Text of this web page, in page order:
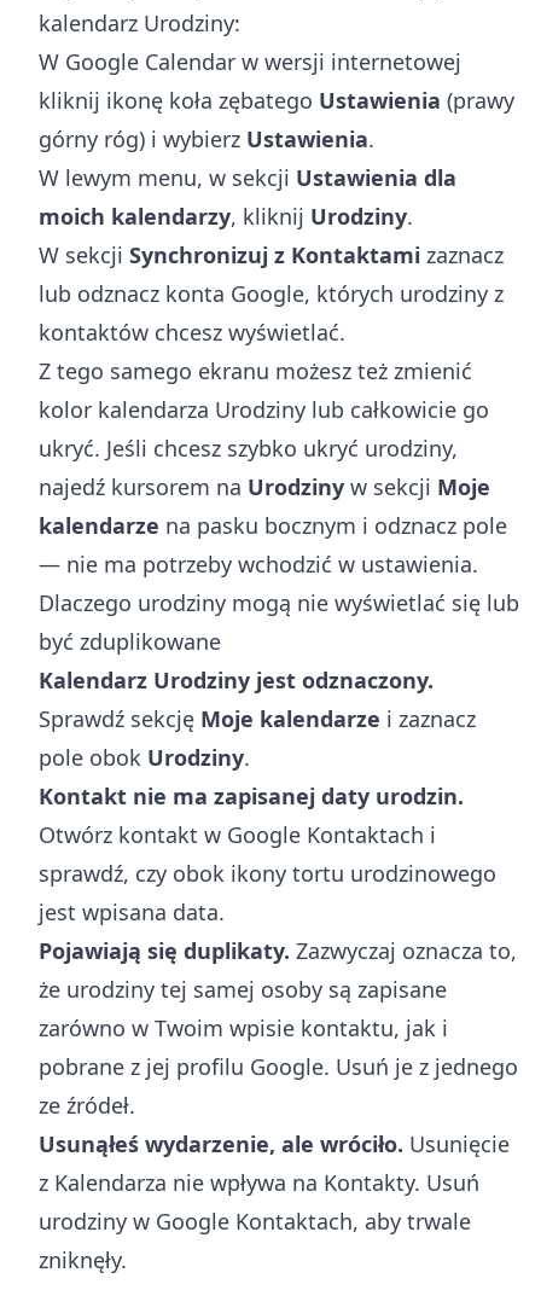
kalendarz Urodziny:
W Google Calendar w wersji internetowej
kliknij ikonę koła zębatego Ustawienia (prawy
górny róg) i wybierz Ustawienia.
W lewym menu, w sekcji Ustawienia dla
moich kalendarzy, kliknij Urodziny.
W sekcji Synchronizuj z Kontaktami zaznacz
lub odznacz konta Google, których urodziny z
kontaktów chcesz wyświetlać.
Z tego samego ekranu możesz też zmienić
kolor kalendarza Urodziny lub całkowicie go
ukryć. Jeśli chcesz szybko ukryć urodziny,
najedź kursorem na Urodziny w sekcji Moje
kalendarze na pasku bocznym i odznacz pole
— nie ma potrzeby wchodzić w ustawienia.
Dlaczego urodziny mogą nie wyświetlać się lub
być zduplikowane
Kalendarz Urodziny jest odznaczony.
Sprawdź sekcję Moje kalendarze i zaznacz
pole obok Urodziny.
Kontakt nie ma zapisanej daty urodzin.
Otwórz kontakt w Google Kontaktach i
sprawdź, czy obok ikony tortu urodzinowego
jest wpisana data.
Pojawiają się duplikaty. Zazwyczaj oznacza to,
że urodziny tej samej osoby są zapisane
zarówno w Twoim wpisie kontaktu, jak i
pobrane z jej profilu Google. Usuń je z jednego
ze źródeł.
Usunąłeś wydarzenie, ale wróciło. Usunięcie
z Kalendarza nie wpływa na Kontakty. Usuń
urodziny w Google Kontaktach, aby trwale
zniknęły.